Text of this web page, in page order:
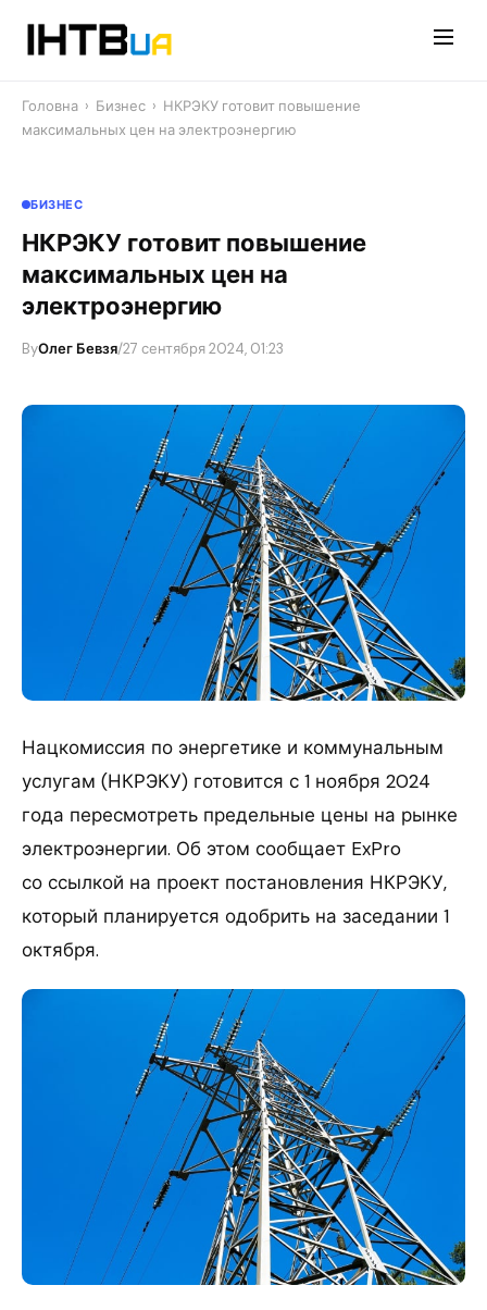
Головна › Бизнес › НКРЭКУ готовит повышение
максимальных цен на электроэнергию
БИЗНЕС
НКРЭКУ готовит повышение
максимальных цен на
электроэнергию
ByОлег Бевзя/27 сентября 2024, 01:23
Нацкомиссия по энергетике и коммунальным
услугам (НКРЭКУ) готовится с 1 ноября 2024
года пересмотреть предельные цены на рынке
электроэнергии. Об этом сообщает ExPro
со ссылкой на проект постановления НКРЭКУ,
который планируется одобрить на заседании 1
октября.